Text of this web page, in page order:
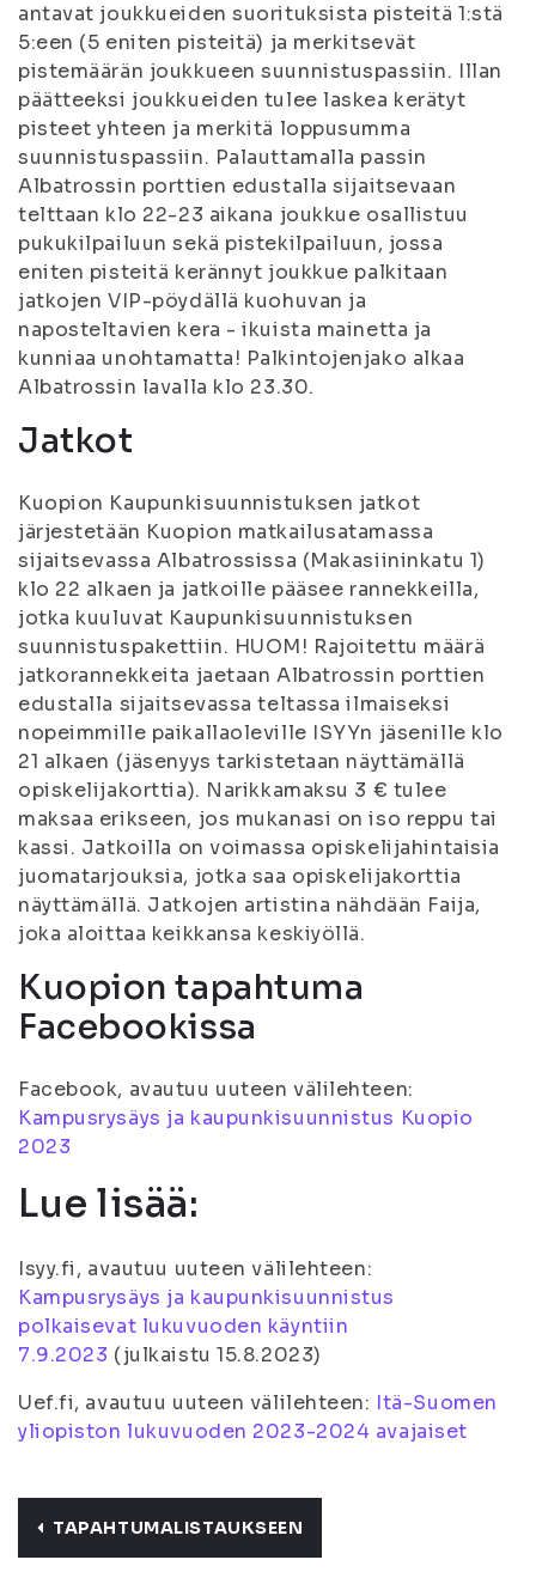
antavat joukkueiden suorituksista pisteitä 1:stä
5:een (5 eniten pisteitä) ja merkitsevät
pistemäärän joukkueen suunnistuspassiin. Illan
päätteeksi joukkueiden tulee laskea kerätyt
pisteet yhteen ja merkitä loppusumma
suunnistuspassiin. Palauttamalla passin
Albatrossin porttien edustalla sijaitsevaan
telttaan klo 22-23 aikana joukkue osallistuu
pukukilpailuun sekä pistekilpailuun, jossa
eniten pisteitä kerännyt joukkue palkitaan
jatkojen VIP-pöydällä kuohuvan ja
naposteltavien kera - ikuista mainetta ja
kunniaa unohtamatta! Palkintojenjako alkaa
Albatrossin lavalla klo 23.30.
Jatkot
Kuopion Kaupunkisuunnistuksen jatkot
järjestetään Kuopion matkailusatamassa
sijaitsevassa Albatrossissa (Makasiininkatu 1)
klo 22 alkaen ja jatkoille pääsee rannekkeilla,
jotka kuuluvat Kaupunkisuunnistuksen
suunnistuspakettiin. HUOM! Rajoitettu määrä
jatkorannekkeita jaetaan Albatrossin porttien
edustalla sijaitsevassa teltassa ilmaiseksi
nopeimmille paikallaoleville ISYYn jäsenille klo
21 alkaen (jäsenyys tarkistetaan näyttämällä
opiskelijakorttia). Narikkamaksu 3 € tulee
maksaa erikseen, jos mukanasi on iso reppu tai
kassi. Jatkoilla on voimassa opiskelijahintaisia
juomatarjouksia, jotka saa opiskelijakorttia
näyttämällä. Jatkojen artistina nähdään Faija,
joka aloittaa keikkansa keskiyöllä.
Kuopion tapahtuma
Facebookissa
Facebook, avautuu uuteen välilehteen:
Kampusrysäys ja kaupunkisuunnistus Kuopio
2023
Lue lisää:
Isyy.fi, avautuu uuteen välilehteen:
Kampusrysäys ja kaupunkisuunnistus
polkaisevat lukuvuoden käyntiin
7.9.2023 (julkaistu 15.8.2023)
Uef.fi, avautuu uuteen välilehteen: Itä-Suomen
yliopiston lukuvuoden 2023-2024 avajaiset
TAPAHTUMALISTAUKSEEN